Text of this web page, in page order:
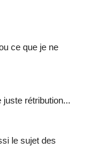
ce que je ne
juste rétribution...
le sujet des